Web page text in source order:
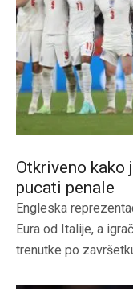
Otkriveno kako
pucati penale
Engleska
Eura od Italije, a
trenutke po